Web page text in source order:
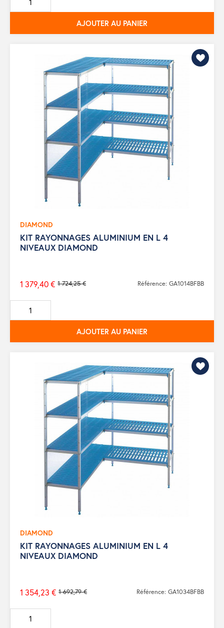
base
AJOUTER AU PANIER
DIAMOND
KIT RAYONNAGES ALUMINIUM EN L 4
NIVEAUX DIAMOND
Prix
de
base
1 724,25 €
1 379,40 € Référence: GA1014BFBB
AJOUTER AU PANIER
DIAMOND
KIT RAYONNAGES ALUMINIUM EN L 4
NIVEAUX DIAMOND
Prix
de
base
1 692,79 €
1 354,23 € Référence: GA1034BFBB